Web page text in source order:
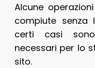
Alcune
compiute senza
certi casi
necessari per lo
sito.